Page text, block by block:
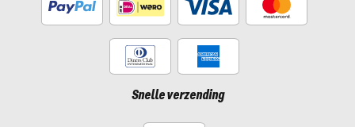
Snelle verzending